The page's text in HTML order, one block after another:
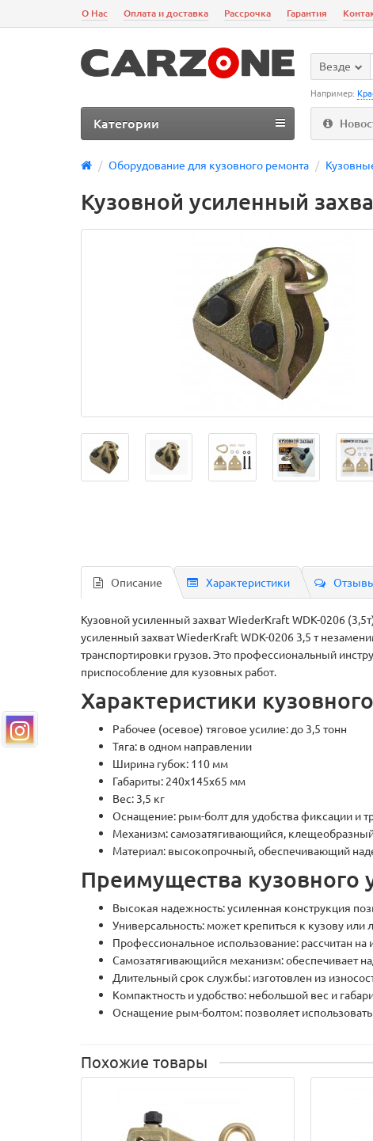
О Нас Оплата и доставка Рассрочка Гарантия
Везде
Например:
Категории
Оборудование для кузовного ремонта
Кузовной усиленный
Описание Характеристики
Кузовной усиленный захват WiederKraft WDK-0206
усиленный захват WiederKraft WDK-0206 3,5 т
транспортировки грузов. Это профессиональный
приспособление для кузовных работ.
Характеристики
Рабочее (осевое) тяговое усилие: до 3,5 тонн
Тяга: в одном направлении
Ширина губок: 110 мм
Габариты: 240x145x65 мм
Вес: 3,5 кг
Оснащение: рым-болт для удобства фиксации и
Механизм: самозатягивающийся,
Материал: высокопрочный, обеспечивающий
Преимущества кузовного
Высокая надежность: усиленная конструкция
Универсальность: может крепиться к кузову
Профессиональное использование: рассчитан
Самозатягивающийся механизм: обеспечивает
Длительный срок службы: изготовлен из
Компактность и удобство: небольшой вес и
Оснащение рым-болтом: позволяет использовать
Похожие товары